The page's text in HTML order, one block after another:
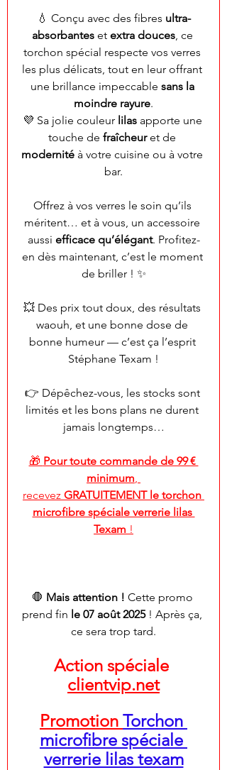
💧 Conçu avec des fibres ultra-
absorbantes et extra douces, ce
torchon spécial respecte vos verres
les plus délicats, tout en leur offrant
une brillance impeccable sans la
moindre rayure.
💜 Sa jolie couleur lilas apporte une
touche de fraîcheur et de
modernité à votre cuisine ou à votre
bar.
Offrez à vos verres le soin qu’ils
méritent… et à vous, un accessoire
aussi efficace qu’élégant. Profitez-
en dès maintenant, c’est le moment
de briller ! ✨
💥 Des prix tout doux, des résultats
waouh, et une bonne dose de
bonne humeur — c’est ça l’esprit
Stéphane Texam !
👉 Dépêchez-vous, les stocks sont
limités et les bons plans ne durent
jamais longtemps…
🎁 Pour toute commande de 99 €
minimum
recevez GRATUITEMENT le torchon
microfibre spéciale verrerie lilas
Texam !
🛑 Mais attention ! Cette promo
prend fin le 07 août 2025 ! Après ça,
ce sera trop tard.
Action spéciale
clientvip.net
Promotion Torchon
microfibre spéciale
verrerie lilas texam